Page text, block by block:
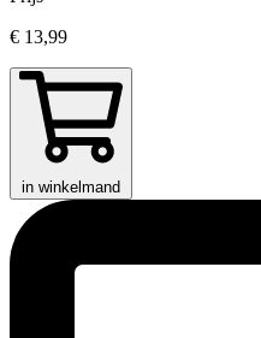
€ 13,99
in winkelmand